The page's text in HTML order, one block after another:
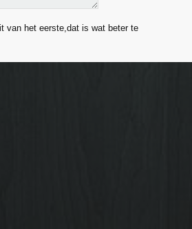
van het eerste,dat is wat beter te